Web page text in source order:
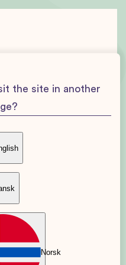
the site in another
Norsk